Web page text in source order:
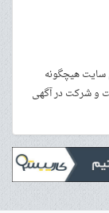
سایت هیچگونه
و شرکت در آگهی